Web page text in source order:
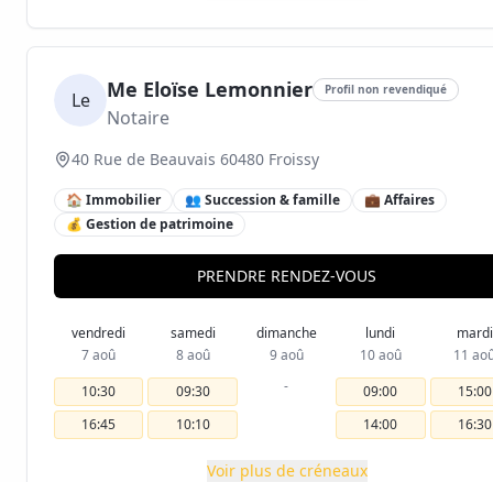
Le Me Eloïse Lemonnier Profil non revendiqué
Notaire
40 Rue de Beauvais 60480 Froissy
🏠 Immobilier 👥 Succession & famille
💼 Affaires
💰 Gestion de patrimoine
PRENDRE RENDEZ-VOUS
vendredi
7 aoû
10:30
16:45
samedi
8 aoû
09:30
10:10
dimanche
9 aoû
-
lundi
10 aoû
09:00
14:00
mardi
11
15:00
16:30
Voir plus de créneaux